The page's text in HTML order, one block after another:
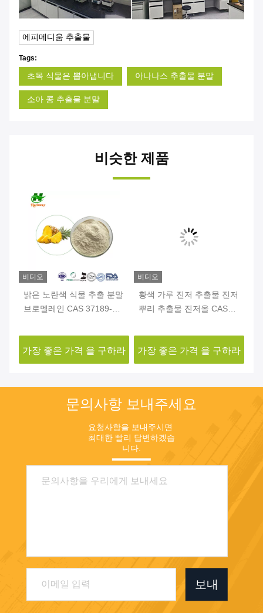
에피메디움 추출물
Tags:
초목 식물은 뽑아냅니다 아나나스 추출물 분말
소아 콩 추출물 분말
비슷한 제품
비디오
밝은 노란색 식물 추출 분말
브로멜레인 CAS 37189-34-
가장 좋은 가격 을 구하라
비디오
황색 가루 진저 추출물 진저
뿌리 추출물 진저올 CAS
가장 좋은 가격 을 구하라
문의사항 보내주세요
요청사항을 보내주시면
최대한 빨리 답변하겠습
니다.
보내